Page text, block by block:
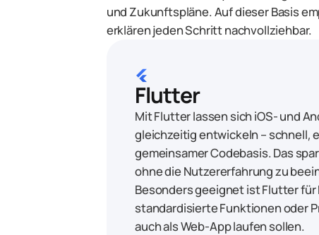
und Zukunftspläne. Auf dieser Basis
erklären jeden Schritt nachvollziehbar.
flutter
Flutter
Mit Flutter lassen sich iOS- und
gleichzeitig entwickeln – schnell,
gemeinsamer Codebasis. Das
ohne die Nutzererfahrung zu
Besonders geeignet ist Flutter für
standardisierte Funktionen oder
auch als Web-App laufen sollen.